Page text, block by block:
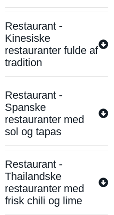
Restaurant -
Kinesiske
restauranter fulde af
tradition
Restaurant -
Spanske
restauranter med
sol og tapas
Restaurant -
Thailandske
restauranter med
frisk chili og lime